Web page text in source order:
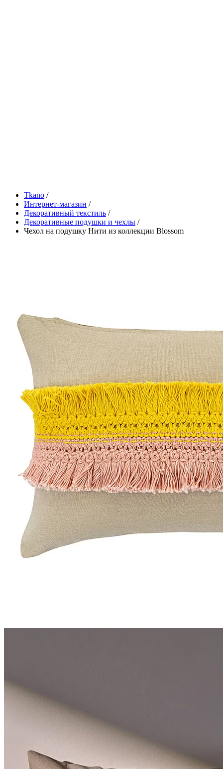
Tkano /
Интернет-магазин /
Декоративный текстиль /
Декоративные подушки и чехлы /
Чехол на подушку Нити из коллекции Blossom